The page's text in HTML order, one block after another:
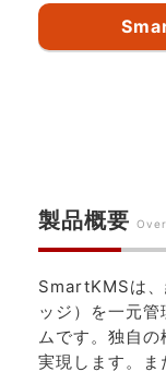
製品概要
SmartKMSは、
ッジ）を一元
ムです。独自
実現します。ま